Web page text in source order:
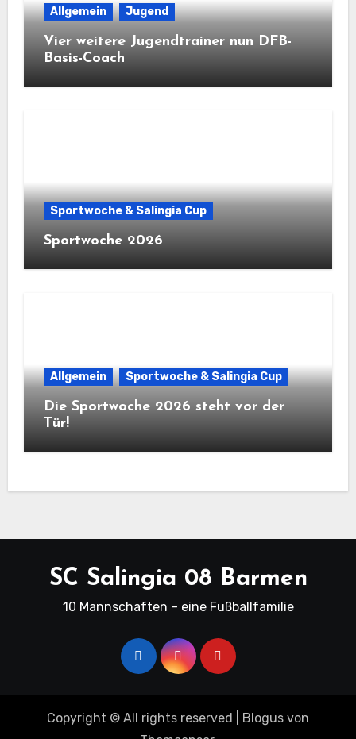
Allgemein Jugend
Vier weitere Jugendtrainer nun DFB-
Basis-Coach
Sportwoche & Salingia Cup
Sportwoche 2026
Allgemein Sportwoche & Salingia Cup
Die Sportwoche 2026 steht vor der
Tür!
SC Salingia 08 Barmen
10 Mannschaften – eine Fußballfamilie
Copyright © All rights reserved Blogus von